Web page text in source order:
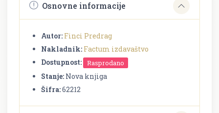
Osnovne informacije
Autor: Finci Predrag
Nakladnik: Factum izdavaštvo
Dostupnost:
Rasprodano
Stanje: Nova knjiga
Šifra:62212